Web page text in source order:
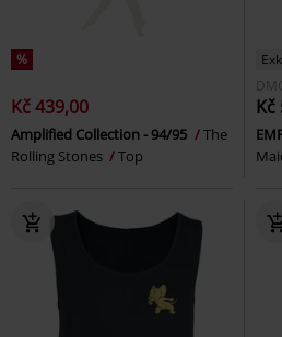
%
Kč 439,00
Amplified Collection - 94/95
The
Rolling Stones
Top
DMC
Kč